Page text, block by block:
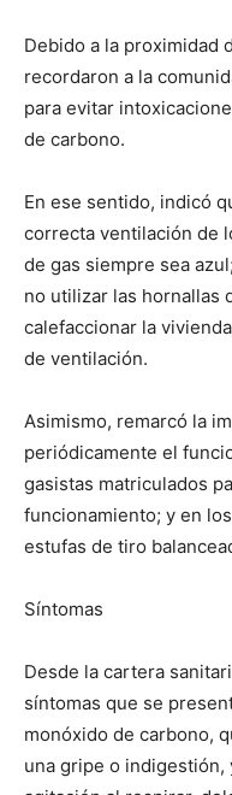
Debido a la proximidad
recordaron a la
para evitar
de carbono.
En ese sentido, indicó
correcta ventilación de
de gas siempre sea
no utilizar las hornallas
calefaccionar la
de ventilación.
Asimismo, remarcó la
periódicamente el
gasistas matriculados
funcionamiento; y en
estufas de tiro
Síntomas
Desde la cartera
síntomas que se
monóxido de carbono,
una gripe o indigestión,